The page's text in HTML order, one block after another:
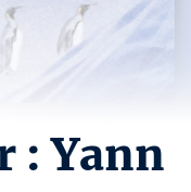
: Yann